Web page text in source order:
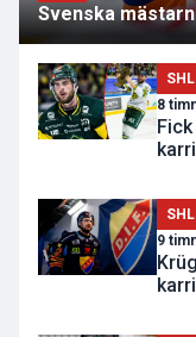
Svenska
SHL
8
SHL
9